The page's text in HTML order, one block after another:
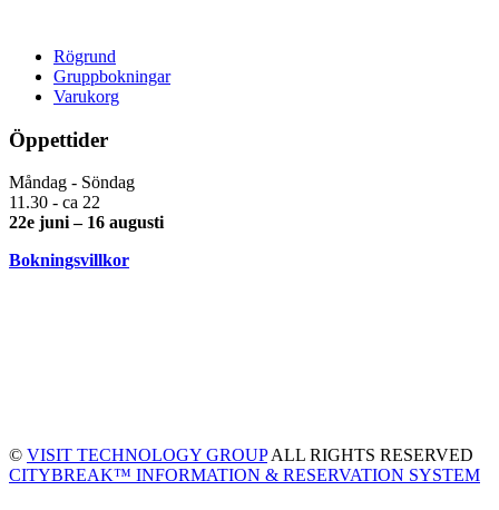
Rögrund
Gruppbokningar
Varukorg
Öppettider
Måndag - Söndag
11.30 - ca 22
22e juni – 16 augusti
Bokningsvillkor
© VISIT TECHNOLOGY GROUPALL RIGHTS RESERVED
CITYBREAK™ INFORMATION & RESERVATION SYSTEM